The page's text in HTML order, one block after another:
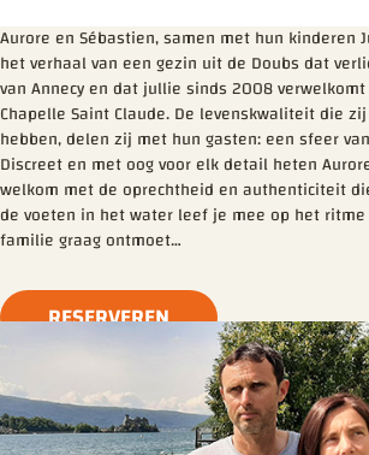
Aurore en Sébastien, samen met hun kinderen
het verhaal van een gezin uit de Doubs dat
van Annecy en dat jullie sinds 2008 verwelkomt
Chapelle Saint Claude. De levenskwaliteit die
hebben, delen zij met hun gasten: een sfeer
Discreet en met oog voor elk detail heten
welkom met de oprechtheid en authenticiteit
de voeten in het water leef je mee op het
familie graag ontmoet…
RESERVEREN